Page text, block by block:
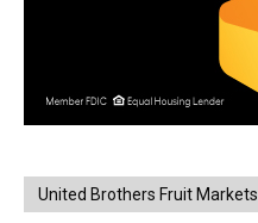
United Brothers Fruit Markets